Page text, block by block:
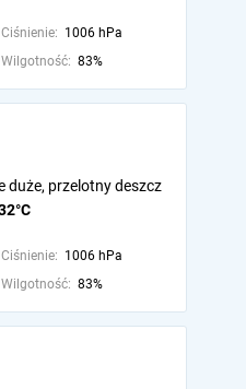
Ciśnienie: 1006 hPa
Wilgotność: 83%
duże, przelotny deszcz
Ciśnienie: 1006 hPa
Wilgotność: 83%